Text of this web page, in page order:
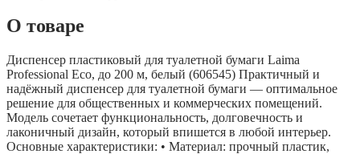
О товаре
Диспенсер пластиковый для туалетной бумаги Laima
Professional Eco, до 200 м, белый (606545) Практичный и
надёжный диспенсер для туалетной бумаги — оптимальное
решение для общественных и коммерческих помещений.
Модель сочетает функциональность, долговечность и
лаконичный дизайн, который впишется в любой интерьер.
Основные характеристики: • Материал: прочный пластик,